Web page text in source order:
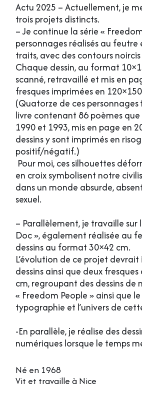
Actu 2025 – Actuellement, je
trois projets distincts.
– Je continue la série «
personnages réalisés au feutre
traits, avec des contours
Chaque dessin, au format
scanné, retravaillé et mis en
fresques imprimées en
(Quatorze de ces
livre contenant 86 poèmes que
1990 et 1993, mis en page en
dessins y sont imprimés en
positif/négatif.)
Pour moi, ces silhouettes
en croix symbolisent notre
dans un monde absurde,
sexuel.
– Parallèlement, je travaille sur
Doc », également réalisée au
dessins au format 30×42 cm.
L’évolution de ce projet devrait
dessins ainsi que deux fresques
cm, regroupant des dessins de
« Freedom People » ainsi que
typographie et l’univers de
-En parallèle, je réalise des
numériques lorsque le temps
Né en 1968
Vit et travaille à Nice